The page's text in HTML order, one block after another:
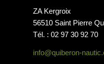
ZA Kergroix
56510 Saint Pierre
Tél. : 02 97 30 92 70
info@quiberon-